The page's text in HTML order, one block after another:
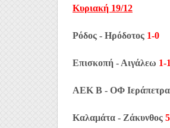
Κυριακή 19/12
Ρόδος - Ηρόδοτος 1-0
Επισκοπή - Αιγάλεω 1-1
ΑΕΚ Β - ΟΦ
Καλαμάτα - Ζάκυνθος